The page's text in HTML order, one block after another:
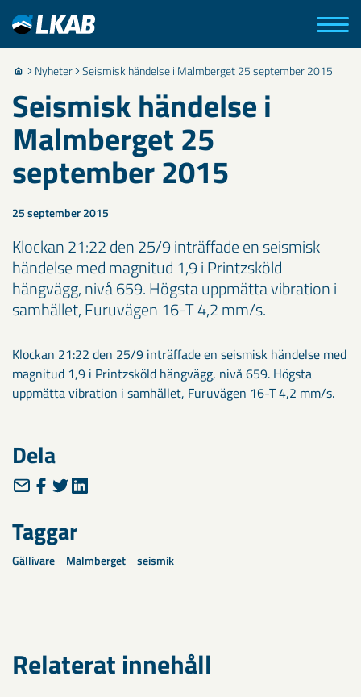
Nyheter Seismisk händelse i Malmberget 25 september 2015
Seismisk händelse i
Malmberget 25
september 2015
25 september 2015
Klockan 21:22 den 25/9 inträffade en seismisk
händelse med magnitud 1,9 i Printzsköld
hängvägg, nivå 659. Högsta uppmätta vibration i
samhället, Furuvägen 16-T 4,2 mm/s.
Klockan 21:22 den 25/9 inträffade en seismisk händelse med
magnitud 1,9 i Printzsköld hängvägg, nivå 659. Högsta
uppmätta vibration i samhället, Furuvägen 16-T 4,2 mm/s.
Dela
Taggar
Gällivare Malmberget seismik
Relaterat innehåll